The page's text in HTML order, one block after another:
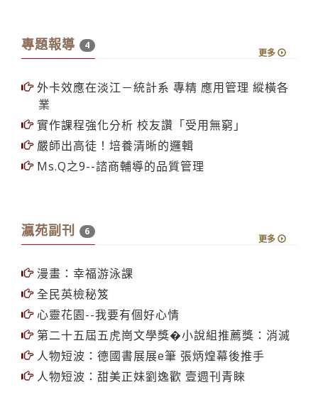
專題報導 4
更多
外卡效應在淡江－統計系 專精 應用管理 縱橫各
業
實作課程強化分析 校友讚「受用無窮」
嚴師出高徒！培養清晰的邏輯
Ms.Q之9--諮商輔導的品質管理
瀛苑副刊 6
更多
漫畫：幸福游泳課
全民英檢秘笈
心靈花園--我要有個好心情
第二十五屆五虎崗文學獎�小說組推薦獎：消滅
人物短波：德國書展展e筆 張炳煌幕後推手
人物短波：甜美正妹劉逸歡 壹週刊青睞